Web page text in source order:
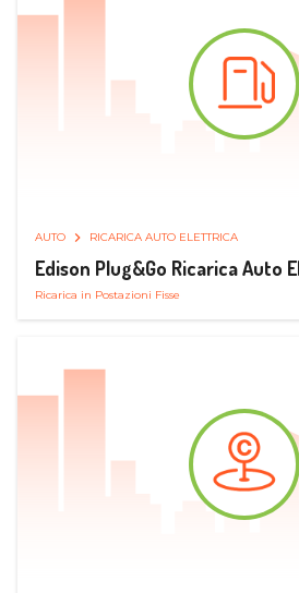
AUTO RICARICA AUTO ELETTRICA
Edison Plug&Go Ricarica Auto
Ricarica in Postazioni Fisse